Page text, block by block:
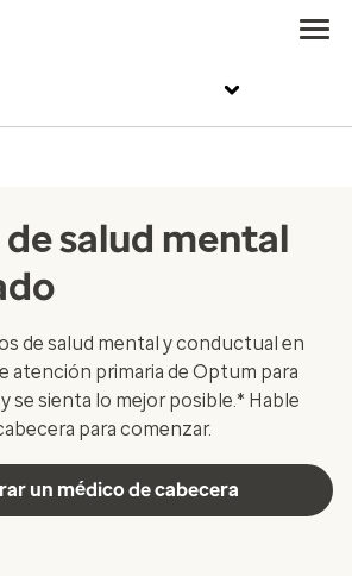
salud mental
de salud mental y conductual en
atención primaria de Optum para
se sienta lo mejor posible.* Hable
para comenzar.
un médico de cabecera